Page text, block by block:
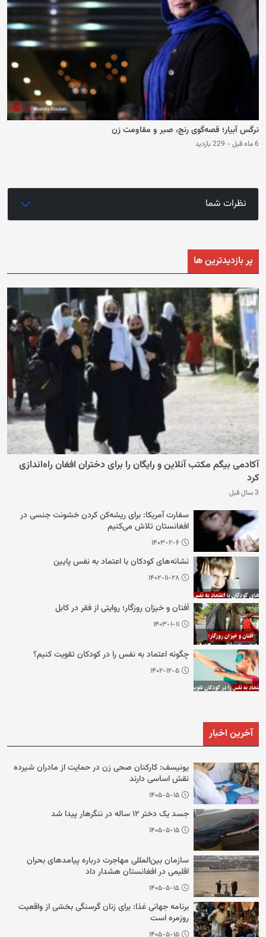
نرگس آبیار؛ قصه‌گوی رنج، صبر و مقاومت زن
6 ماه قبل - 229 بازدید
نظرات شما
پر بازدیدترین ها
آکادمی بیگم مکتب آنلاین و رایگان را برای دختران افغان راه‌اندازی
کرد
3 سال قبل
سفارت آمریکا: برای ریشه‌کن کردن خشونت جنسی در
افغانستان تلاش می‌کنیم
۱۴۰۳-۲-۶
نشانه‌های کودکان با اعتماد به نفس پایین
۱۴۰۲-۱۱-۲۸
اُفتان و خیزان روزگار؛ روایتی از فقر در کابل
۱۴۰۳-۱-۱۱
چگونه اعتماد به نفس را در کودکان تقویت کنیم؟
۱۴۰۲-۱۲-۵
آخرین اخبار
یونیسف: کارکنان صحی زن در حمایت از مادران شیرده
نقش اساسی دارند
۱۴۰۵-۵-۱۵
جسد یک دختر ۱۲ ساله در ننگرهار پیدا شد
۱۴۰۵-۵-۱۵
سازمان بین‌المللی مهاجرت درباره پیامدهای بحران
اقلیمی در افغانستان هشدار داد
۱۴۰۵-۵-۱۵
برنامه جهانی غذا: برای زنان گرسنگی بخشی از واقعیت
روزمره است
۱۴۰۵-۵-۱۵